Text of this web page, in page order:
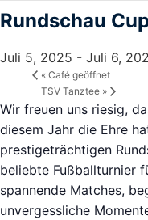
Rundschau
Juli 5, 2025 - Juli 6,
« Café geöffnet
TSV Tanztee »
Wir freuen uns riesig,
diesem Jahr die Ehre
prestigeträchtigen
beliebte Fußballturnier
spannende Matches,
unvergessliche